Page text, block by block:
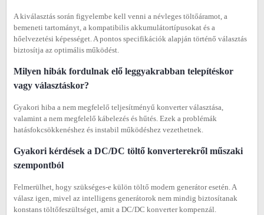
A kiválasztás során figyelembe kell venni a névleges töltőáramot, a
bemeneti tartományt, a kompatibilis akkumulátortípusokat és a
hőelvezetési képességet. A pontos specifikációk alapján történő választás
biztosítja az optimális működést.
Milyen hibák fordulnak elő leggyakrabban telepítéskor
vagy választáskor?
Gyakori hiba a nem megfelelő teljesítményű konverter választása,
valamint a nem megfelelő kábelezés és hűtés. Ezek a problémák
hatásfokcsökkenéshez és instabil működéshez vezethetnek.
Gyakori kérdések a DC/DC töltő konverterekről műszaki
szempontból
Felmerülhet, hogy szükséges-e külön töltő modern generátor esetén. A
válasz igen, mivel az intelligens generátorok nem mindig biztosítanak
konstans töltőfeszültséget, amit a DC/DC konverter kompenzál.